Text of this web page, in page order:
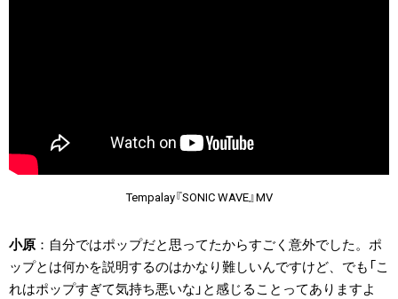
Tempalay『SONIC WAVE』MV
小原
自分ではポップだと思ってたからすごく意外でした。ポ
ップとは何かを説明するのはかなり難しいんですけど、でも「こ
れはポップすぎて気持ち悪いな」と感じることってありますよ